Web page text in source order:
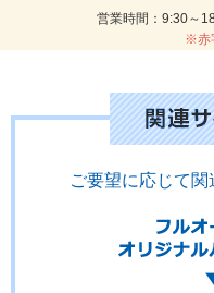
営業時間：9:30～
※赤
ご要望に応じて